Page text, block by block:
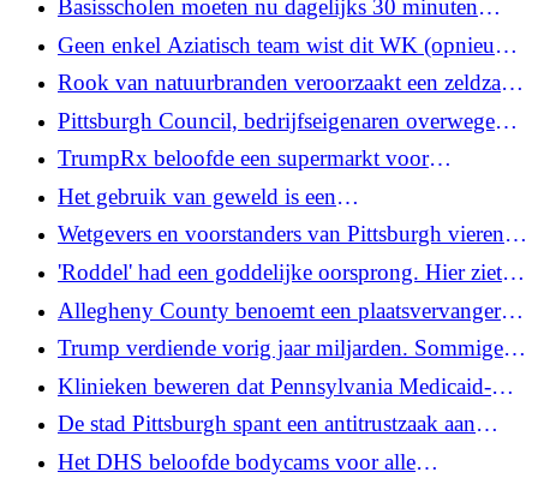
rechtszaak
Basisscholen moeten nu dagelijks 30 minuten
pauze voorzien, volgens de nieuwe
begrotingsvoorziening van het Pa
Geen enkel Aziatisch team wist dit WK (opnieuw)
ver te komen. Wat houdt hen tegen?
Rook van natuurbranden veroorzaakt een zeldzaam
Code Maroon luchtkwaliteitsalarm voor de regio
Pittsburgh, Code Paars voor Pa.
Pittsburgh Council, bedrijfseigenaren overwegen
plannen om verbeteringen aan East Carson St. te
financieren
TrumpRx beloofde een supermarkt voor
goedkopere medicijnen, maar leverde een boetiek
op
Het gebruik van geweld is een
‘standaardinstrument’ geworden voor ICE-
officieren, zo blijkt uit een nieuw rapport
Wetgevers en voorstanders van Pittsburgh vieren
de overwinning op de Pa.-begroting
'Roddel' had een goddelijke oorsprong. Hier ziet u
hoe het zijn zondige reputatie kreeg
Allegheny County benoemt een plaatsvervanger
tot interim-gevangenisbewaker
Trump verdiende vorig jaar miljarden. Sommige
swingende kiezers in Pennsylvania zeggen dat het
hen niets kan schelen
Klinieken beweren dat Pennsylvania Medicaid-
dekking van abortus moet implementeren naarmate
de juridische strijd voortduurt
De stad Pittsburgh spant een antitrustzaak aan
tegen fabrikanten van brandweerwagens
Het DHS beloofde bodycams voor alle